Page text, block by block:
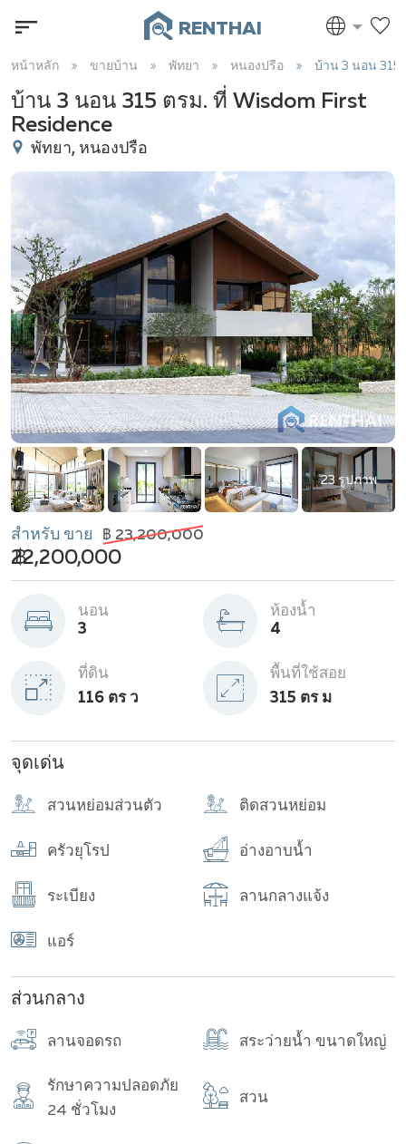
RENTHAI
หน้าหลัก ขายบ้าน พัทยา หนองปรือ บ้าน 3 นอน 315
บ้าน 3 นอน 315 ตรม. ที่ Wisdom First
Residence
พัทยา, หนองปรือ
23 รูปภาพ
สำหรับ ขาย ฿ 23,200,000
฿ 22,200,000
นอน
3
ห้องน้ำ
4
ที่ดิน
116 ตร ว
พื้นที่ใช้สอย
315 ตร ม
จุดเด่น
สวนหย่อมส่วนตัว ติดสวนหย่อม
ครัวยุโรป อ่างอาบน้ำ
ระเบียง ลานกลางแจ้ง
แอร์
ส่วนกลาง
ลานจอดรถ สระว่ายน้ำ ขนาดใหญ่
รักษาความปลอดภัย
24 ชั่วโมง
สวน